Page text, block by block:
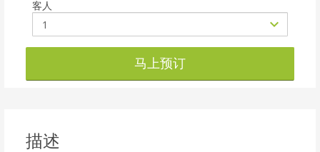
客人
马上预订
描述